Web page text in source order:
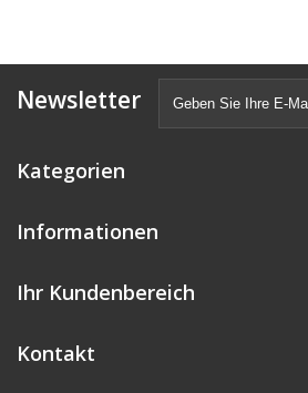
Newsletter
Kategorien
Informationen
Ihr Kundenbereich
Kontakt